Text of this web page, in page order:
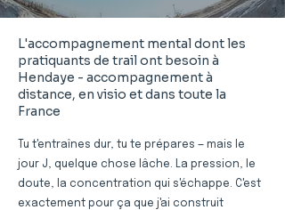
L'accompagnement mental dont les
pratiquants de trail ont besoin à
Hendaye - accompagnement à
distance, en visio et dans toute la
France
Tu t'entraînes dur, tu te prépares — mais le
jour J, quelque chose lâche. La pression, le
doute, la concentration qui s'échappe. C'est
exactement pour ça que j'ai construit